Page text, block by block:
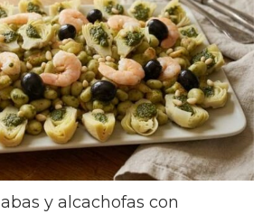
y alcachofas con